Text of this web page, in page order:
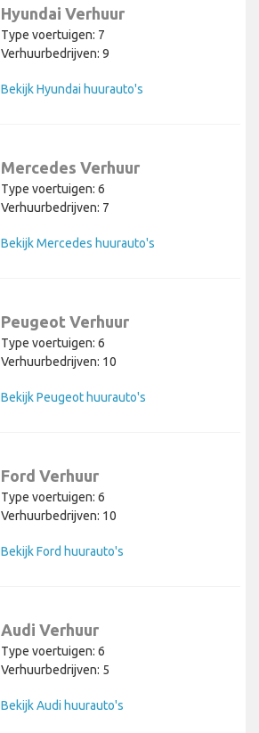
Hyundai Verhuur
Type voertuigen: 7
Verhuurbedrijven: 9
Bekijk Hyundai huurauto's
Mercedes Verhuur
Type voertuigen: 6
Verhuurbedrijven: 7
Bekijk Mercedes huurauto's
Peugeot Verhuur
Type voertuigen: 6
Verhuurbedrijven: 10
Bekijk Peugeot huurauto's
Ford Verhuur
Type voertuigen: 6
Verhuurbedrijven: 10
Bekijk Ford huurauto's
Audi Verhuur
Type voertuigen: 6
Verhuurbedrijven: 5
Bekijk Audi huurauto's